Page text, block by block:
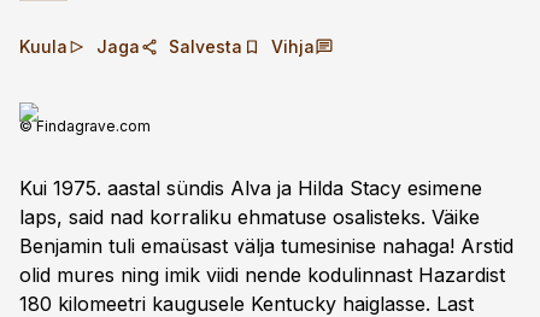
Kuula Jaga Salvesta Vihja
© Findagrave.com
Kui 1975. aastal sündis Alva ja Hilda Stacy esimene
laps, said nad korraliku ehmatuse osalisteks. Väike
Benjamin tuli emaüsast välja tumesinise nahaga! Arstid
olid mures ning imik viidi nende kodu­linnast Hazardist
180 kilomeetri kaugusele Kentucky haiglasse. Last